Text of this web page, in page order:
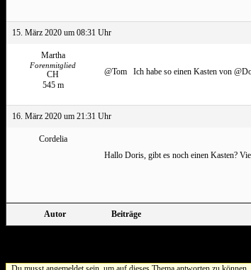
15. März 2020 um 08:31 Uhr
Martha
Forenmitglied
CH
545 m
@Tom Ich habe so einen Kasten von
16. März 2020 um 21:31 Uhr
Cordelia
Hallo Doris, gibt es noch einen Kasten?
Autor Beiträge